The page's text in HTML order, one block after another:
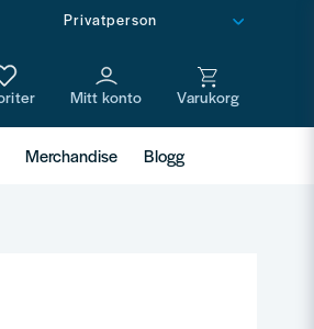
Merchandise Blogg